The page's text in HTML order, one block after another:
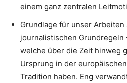
einem ganz zentralen
Grundlage für unser Arbeiten
journalistischen Grundregeln
welche über die Zeit hinweg
Ursprung in der
Tradition haben. Eng